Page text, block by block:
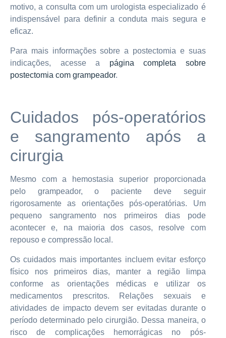
motivo, a consulta com um urologista especializado é
indispensável para definir a conduta mais segura e
eficaz.
Para mais informações sobre a postectomia e suas
indicações, acesse a página completa sobre
postectomia com grampeador.
Cuidados pós-operatórios
e sangramento após a
cirurgia
Mesmo com a hemostasia superior proporcionada
pelo grampeador, o paciente deve seguir
rigorosamente as orientações pós-operatórias. Um
pequeno sangramento nos primeiros dias pode
acontecer e, na maioria dos casos, resolve com
repouso e compressão local.
Os cuidados mais importantes incluem evitar esforço
físico nos primeiros dias, manter a região limpa
conforme as orientações médicas e utilizar os
medicamentos prescritos. Relações sexuais e
atividades de impacto devem ser evitadas durante o
período determinado pelo cirurgião. Dessa maneira, o
risco de complicações hemorrágicas no pós-